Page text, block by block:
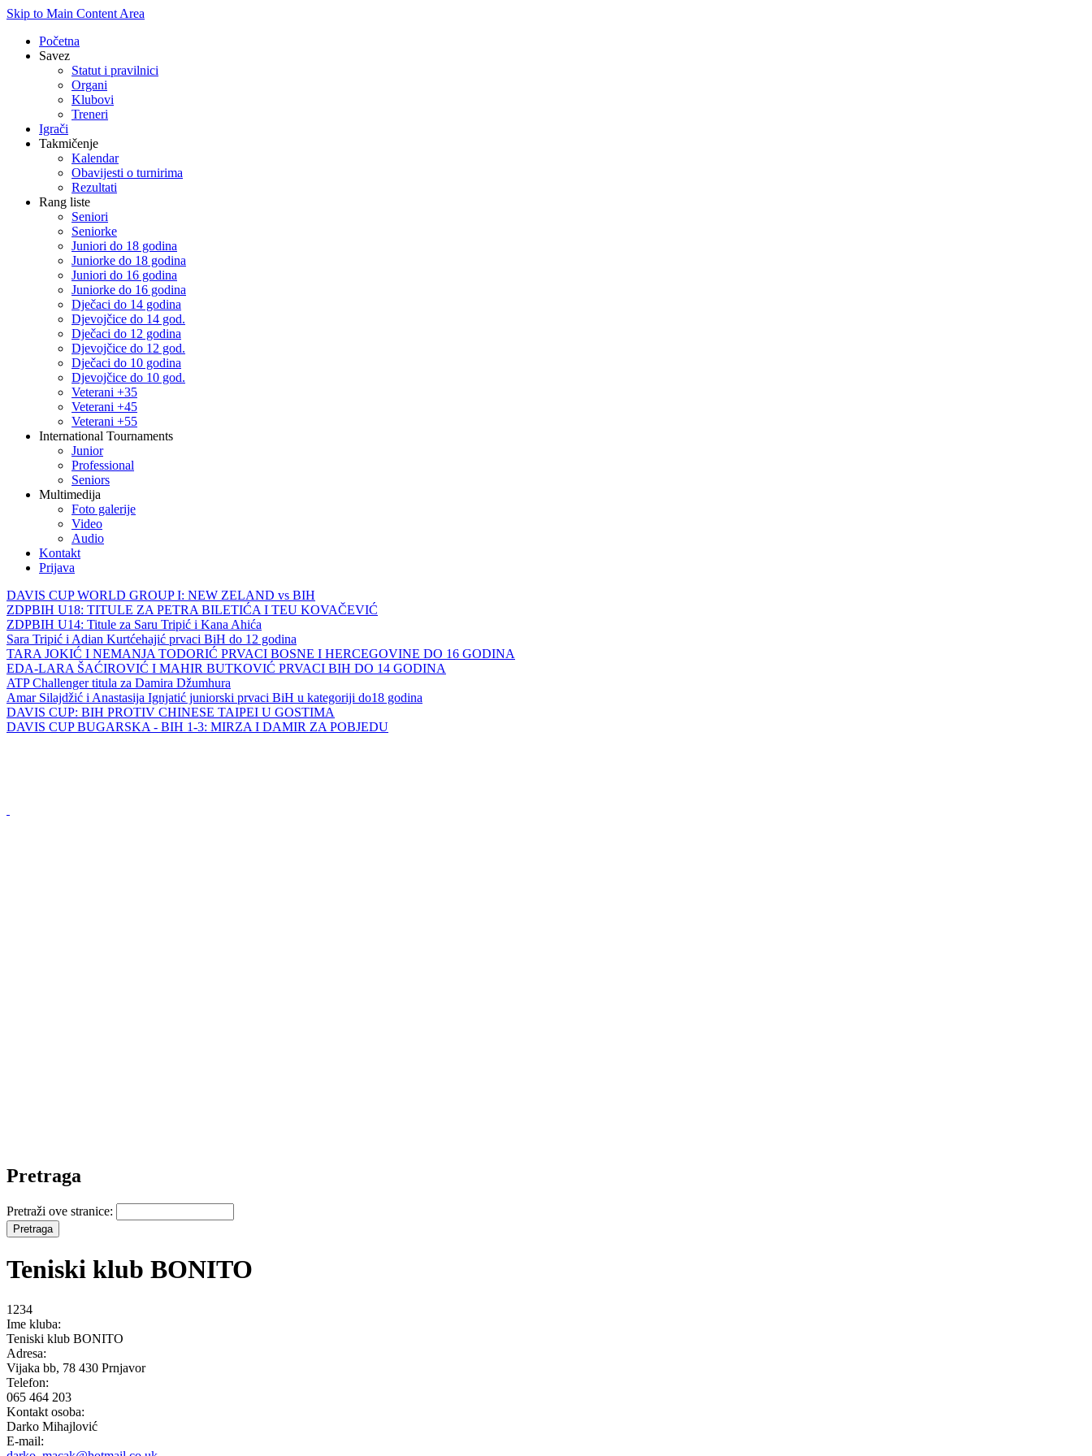
Skip to Main Content Area
Početna
Savez
Statut i pravilnici
Organi
Klubovi
Treneri
Igrači
Takmičenje
Kalendar
Obavijesti o turnirima
Rezultati
Rang liste
Seniori
Seniorke
Juniori do 18 godina
Juniorke do 18 godina
Juniori do 16 godina
Juniorke do 16 godina
Dječaci do 14 godina
Djevojčice do 14 god.
Dječaci do 12 godina
Djevojčice do 12 god.
Dječaci do 10 godina
Djevojčice do 10 god.
Veterani +35
Veterani +45
Veterani +55
International Tournaments
Junior
Professional
Seniors
Multimedija
Foto galerije
Video
Audio
Kontakt
Prijava
DAVIS CUP WORLD GROUP I: NEW ZELAND vs BIH
ZDPBIH U18: TITULE ZA PETRA BILETIĆA I TEU KOVAČEVIĆ
ZDPBIH U14: Titule za Saru Tripić i Kana Ahića
Sara Tripić i Adian Kurtćehajić prvaci BiH do 12 godina
TARA JOKIĆ I NEMANJA TODORIĆ PRVACI BOSNE I HERCEGOVINE DO 16 GODINA
EDA-LARA ŠAĆIROVIĆ I MAHIR BUTKOVIĆ PRVACI BIH DO 14 GODINA
ATP Challenger titula za Damira Džumhura
Amar Silajdžić i Anastasija Ignjatić juniorski prvaci BiH u kategoriji do18 godina
DAVIS CUP: BIH PROTIV CHINESE TAIPEI U GOSTIMA
DAVIS CUP BUGARSKA - BIH 1-3: MIRZA I DAMIR ZA POBJEDU
Pretraga
Pretraži ove stranice:
Teniski klub BONITO
1234
Ime kluba:
Teniski klub BONITO
Adresa:
Vijaka bb, 78 430 Prnjavor
Telefon:
065 464 203
Kontakt osoba:
Darko Mihajlović
E-mail: